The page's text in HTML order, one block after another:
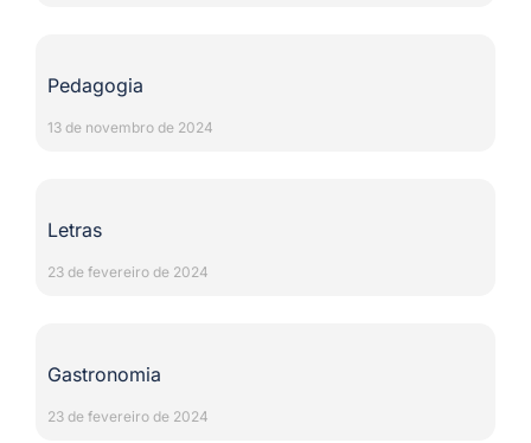
Pedagogia
13 de novembro de 2024
Letras
23 de fevereiro de 2024
Gastronomia
23 de fevereiro de 2024